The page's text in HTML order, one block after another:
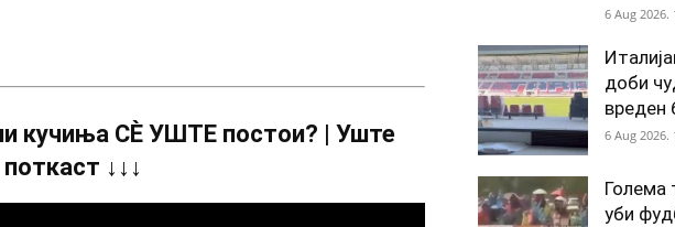
кучиња СÈ УШТЕ постои? | Уште
↓↓↓
6 Aug 2026.
доби
вреден
6 Aug 2026.
Голема
уби